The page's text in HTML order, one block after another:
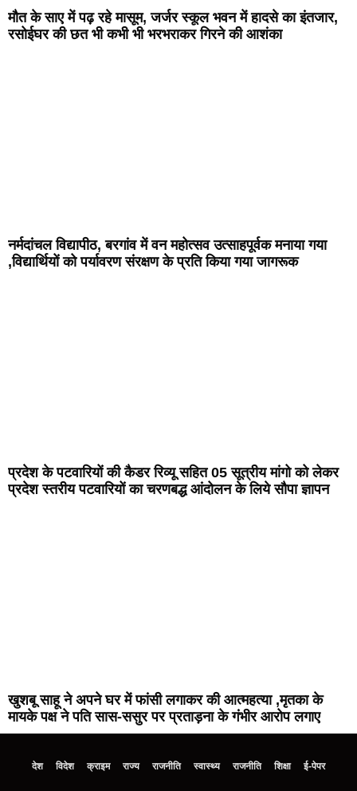
मौत के साए में पढ़ रहे मासूम, जर्जर स्कूल भवन में हादसे का इंतजार,
रसोईघर की छत भी कभी भी भरभराकर गिरने की आशंका
नर्मदांचल विद्यापीठ, बरगांव में वन महोत्सव उत्साहपूर्वक मनाया गया
,विद्यार्थियों को पर्यावरण संरक्षण के प्रति किया गया जागरूक
प्रदेश के पटवारियों की कैडर रिव्यू सहित 05 सूत्रीय मांगो को लेकर
प्रदेश स्तरीय पटवारियों का चरणबद्ध आंदोलन के लिये सौपा ज्ञापन
खुशबू साहू ने अपने घर में फांसी लगाकर की आत्महत्या ,मृतका के
मायके पक्ष ने पति सास-ससुर पर प्रताड़ना के गंभीर आरोप लगाए
देश विदेश क्राइम राज्य राजनीति स्वास्थ्य राजनीति शिक्षा ई-पेपर